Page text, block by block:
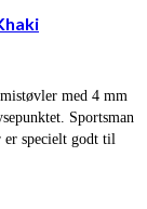
med 4 mm
Sportsman
er specielt godt til